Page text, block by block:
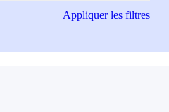
Appliquerles filtres